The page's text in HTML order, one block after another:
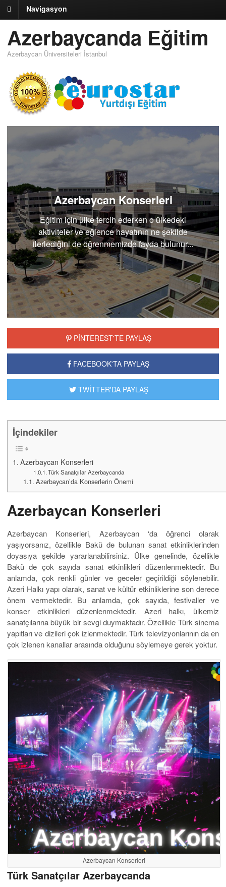
Navigasyon
Azerbaycanda Eğitim
Azerbaycan Üniversiteleri İstanbul
Azerbaycan Konserleri
Eğitim için ülke tercih ederken o ülkedeki
aktiviteler ve eğlence hayatının ne şekilde
ilerlediğini de öğrenmemizde fayda bulunur...
PİNTEREST'TE PAYLAŞ
FACEBOOK'TA PAYLAŞ
TWİTTER'DA PAYLAŞ
İçindekiler
Azerbaycan Konserleri
Türk Sanatçılar Azerbaycanda
Azerbaycan’da Konserlerin Önemi
Azerbaycan Konserleri
Azerbaycan Konserleri, Azerbaycan ‘da öğrenci olarak
yaşıyorsanız, özellikle Bakü de bulunan sanat etkinliklerinden
doyasıya şekilde yararlanabilirsiniz. Ülke genelinde, özellikle
Bakü de çok sayıda sanat etkinlikleri düzenlenmektedir. Bu
anlamda, çok renkli günler ve geceler geçirildiği söylenebilir.
Azeri Halkı yapı olarak, sanat ve kültür etkinliklerine son derece
önem vermektedir. Bu anlamda, çok sayıda, festivaller ve
konser etkinlikleri düzenlenmektedir. Azeri halkı, ülkemiz
sanatçılarına büyük bir sevgi duymaktadır. Özellikle Türk sinema
yapıtları ve dizileri çok izlenmektedir. Türk televizyonlarının da en
çok izlenen kanallar arasında olduğunu söylemeye gerek yoktur.
Azerbaycan Konserleri
Türk Sanatçılar Azerbaycanda